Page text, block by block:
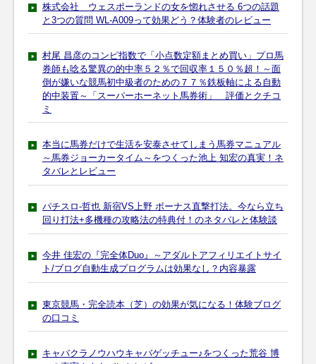
株式会社 ウェスポーランドの女を惚れさせる 6つの話題
と3つの質問 WL-A009って効果どう？体験者のレビュー
村尾 昌彦のコンピ指数で「小点数定額まとめ買い」プロ馬
券師も唸る驚異の的中率５２％で回収率１５０％超！～面
倒が嫌いな競馬初中級者のための７７％鉄板軸による自動
的中装置～「スーパーホーネット馬券術」 評価とクチコ
ミ
本当に馬券だけで生活を安泰させてしまう馬券マニュアル
～馬券ジョーカータイム～をつくった池上 知宏の真実！ネ
タバレとレビュー
パチスロ-哲也 新宿VS上野 ボーナス直撃打法。今なら立ち
回り打法+多機種の攻略法の特典付！のネタバレと体験談
今井 佳宏の『完全体Duo』～アダルトアフィリエイトサイ
ト/ブログ自動生成プログラムは効果なし？内容暴露
東京競馬・完全読本（芝）の効果が気になる！体験ブログ
の口コミ
キャバクラノウハウキャバゲッチュー♪をつくった荒谷 博